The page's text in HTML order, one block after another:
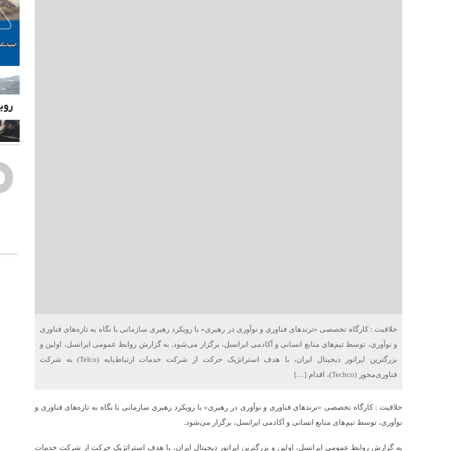
خلاقیت : کارگاه تخصصی «ترندهای فناوری و نوآوری در رهبری» با رویکرد رهبری سازمانی با نگاه به تازه‌های فناوری
و نوآوری، توسط تیم‌های منابع انسانی و آکادمی ایرانسل، برگزار می‌شود. به گزارش روابط عمومی ایرانسل، اولین و
بزرگترین اپراتور دیجیتال ایران، با هدف استراتژیک حرکت از شرکت خدمات ارتباط‌پایه (Telco) به شرکت
فناوری‌محور (Techco)، اقدام […]
خلاقیت : کارگاه تخصصی «ترندهای فناوری و نوآوری در رهبری» با رویکرد رهبری سازمانی با نگاه به تازه‌های فناوری و
نوآوری، توسط تیم‌های منابع انسانی و آکادمی ایرانسل، برگزار می‌شود.
به گزارش روابط عمومی ایرانسل، اولین و بزرگترین اپراتور دیجیتال ایران، با هدف استراتژیک حرکت از شرکت خدمات